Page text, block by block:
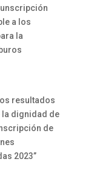
a los
la
resultados
dignidad de
de
2023”